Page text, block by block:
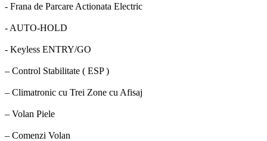
- Frana de Parcare Actionata Electric
- AUTO-HOLD
- Keyless ENTRY/GO
– Control Stabilitate ( ESP )
– Climatronic cu Trei Zone cu Afisaj
– Volan Piele
– Comenzi Volan